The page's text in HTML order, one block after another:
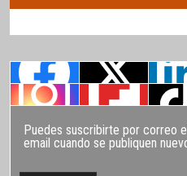
Puedes suscribirte por correo
email cuando se publiquen